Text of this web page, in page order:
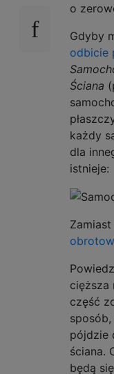
o
Gdyby
odbicie
Ściana
każdy
dla
istnieje:
cięższa
część
pójdzie
ściana.
będą się